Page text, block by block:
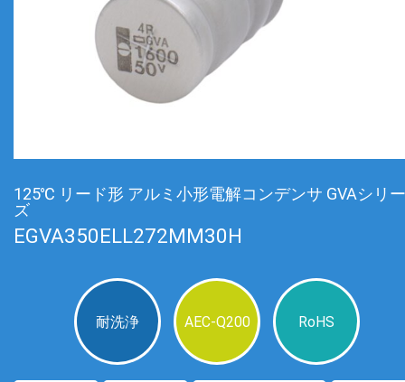
125℃ リード形 アルミ小形電解コンデンサ GVAシリー
ズ
EGVA350ELL272MM30H
耐洗浄 AEC-Q200 RoHS